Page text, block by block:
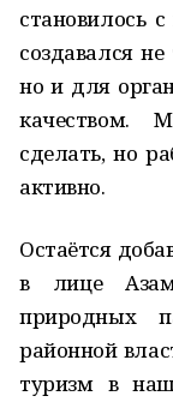
становилось
создавался
но и для
качеством.
сделать, но
активно.
Остаётся
в лице
природных
районной
туризм в